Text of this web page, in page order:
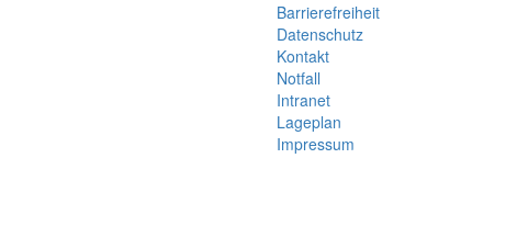
Barrierefreiheit
Datenschutz
Kontakt
Notfall
Intranet
Lageplan
Impressum